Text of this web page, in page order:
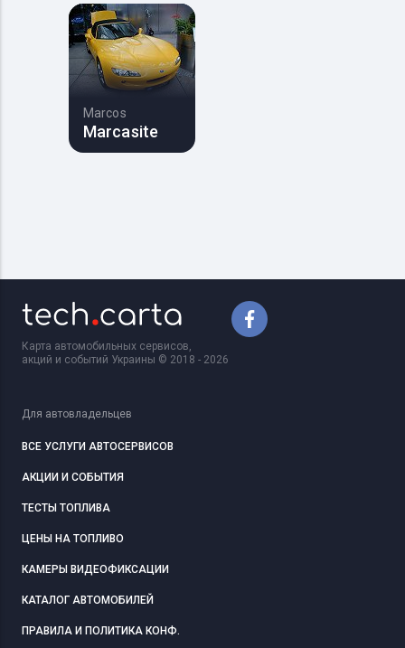
Marcos
Marcasite
Карта автомобильных сервисов,
акций и событий Украины © 2018 - 2026
Для автовладельцев
ВСЕ УСЛУГИ АВТОСЕРВИСОВ
АКЦИИ И СОБЫТИЯ
ТЕСТЫ ТОПЛИВА
ЦЕНЫ НА ТОПЛИВО
КАМЕРЫ ВИДЕОФИКСАЦИИ
КАТАЛОГ АВТОМОБИЛЕЙ
ПРАВИЛА И ПОЛИТИКА КОНФ.